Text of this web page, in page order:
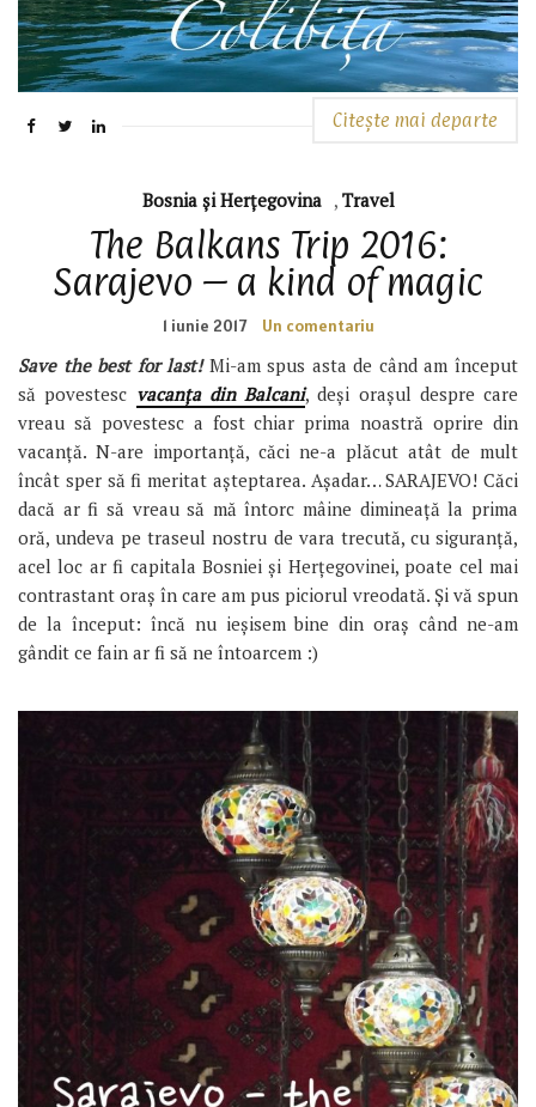
Citește mai departe
Bosnia și Herțegovina , Travel
The Balkans Trip 2016:
Sarajevo – a kind of magic
1 iunie 2017 Un comentariu
Save the best for last!Mi-am spus asta de când am început
să povestesc vacanța din Balcani, deși orașul despre care
vreau să povestesc a fost chiar prima noastră oprire din
vacanță. N-are importanță, căci ne-a plăcut atât de mult
încât sper să fi meritat așteptarea. Așadar… SARAJEVO! Căci
dacă ar fi să vreau să mă întorc mâine dimineață la prima
oră, undeva pe traseul nostru de vara trecută, cu siguranță,
acel loc ar fi capitala Bosniei și Herțegovinei, poate cel mai
contrastant oraș în care am pus piciorul vreodată. Și vă spun
de la început: încă nu ieșisem bine din oraș când ne-am
gândit ce fain ar fi să ne întoarcem :)